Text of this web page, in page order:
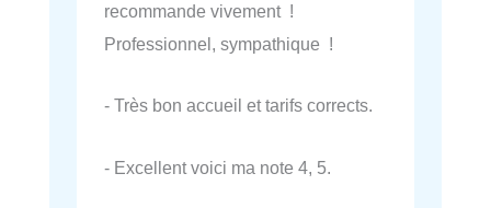
recommande vivement !
Professionnel, sympathique !
- Très bon accueil et tarifs corrects.
- Excellent voici ma note 4, 5.